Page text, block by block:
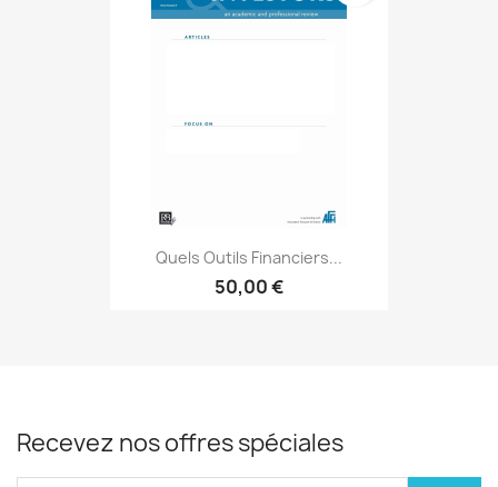
Quels Outils Financiers...
50,00 €
Recevez nos offres spéciales